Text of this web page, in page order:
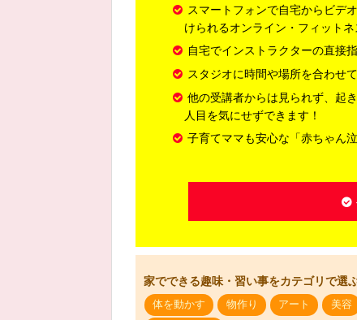
スマートフォンで自宅からビデ
けられるオンライン・フィットネ
自宅でインストラクターの直接
スタジオに時間や場所を合わせ
他の受講者からは見られず、起
人目を気にせずできます！
子育てママも安心な「赤ちゃん
家でできる趣味・習い事をカテゴリで選
体を動かす 物作り アート 美容